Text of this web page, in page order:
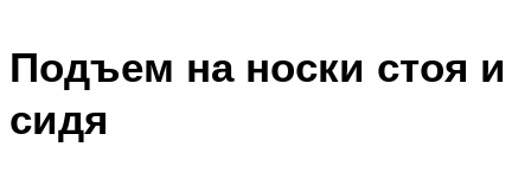
Подъем на носки стоя и
сидя